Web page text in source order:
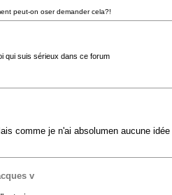
peut-on oser demander cela?!
qui suis sérieux dans ce forum
comme je n'ai absolumen aucune
v